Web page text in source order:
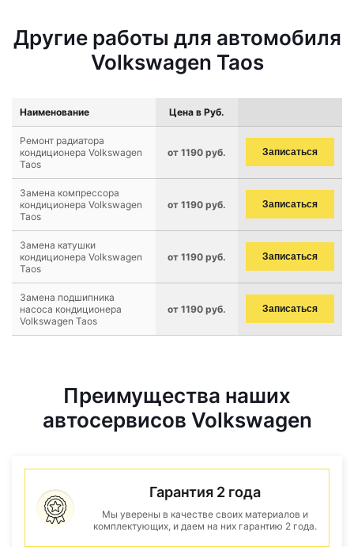
Другие работы для автомобиля
Volkswagen Taos
Наименование Цена в Руб.
Ремонт радиатора
кондиционера Volkswagen
Taos
от 1190 руб. Записаться
Замена компрессора
кондиционера Volkswagen
Taos
от 1190 руб. Записаться
Замена катушки
кондиционера Volkswagen
Taos
от 1190 руб. Записаться
Замена подшипника
насоса кондиционера
Volkswagen Taos
от 1190 руб. Записаться
Преимущества наших
автосервисов Volkswagen
Гарантия 2 года
Мы уверены в качестве своих материалов и
комплектующих, и даем на них гарантию 2 года.